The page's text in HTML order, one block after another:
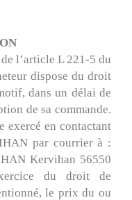
l’article L 221-5 du
dispose du droit
dans un délai de
de sa commande.
exercé en contactant
par courrier à :
Kervihan 56550
du droit de
le prix du ou